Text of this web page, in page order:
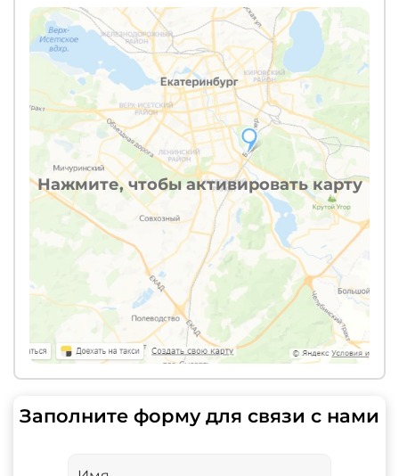
Нажмите, чтобы активировать карту
Заполните форму для связи с нами